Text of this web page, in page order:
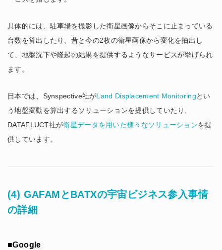
具体的には、駐車場を撮影した衛星画像からそこに止まっている
台数を算出したり、昔と今の2枚の衛星画像から変化を抽出し
て、地盤沈下や隆起の結果を提供するようなサービスが挙げられ
ます。
日本では、Synspective社がLand Displacement Monitoringとい
う地盤変動を算出するソリューションを提供していたり、
DATAFLUCT社が衛星データを用いた様々なソリューションを提
供しています。
(4) GAFAMとBATXの宇宙ビジネス参入事情
の詳細
■Google